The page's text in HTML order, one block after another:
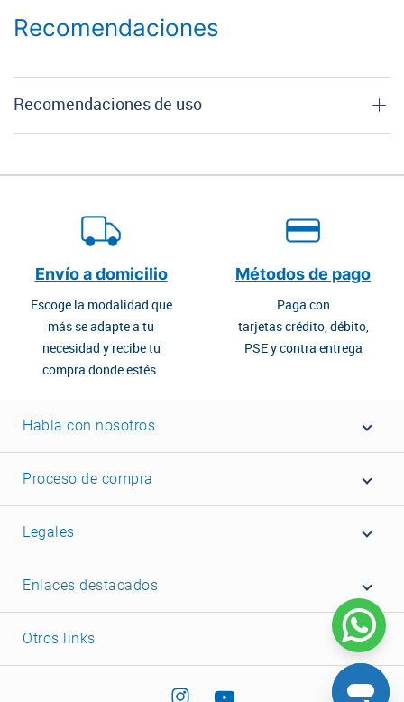
Recomendaciones
Recomendaciones de uso
Envío a domicilio
Escoge la modalidad que
más se adapte a tu
necesidad y recibe tu
compra donde estés.
Métodos de pago
Paga con
tarjetas crédito, débito,
PSE y contra entrega
Habla con nosotros
Proceso de compra
Legales
Enlaces destacados
Otros links